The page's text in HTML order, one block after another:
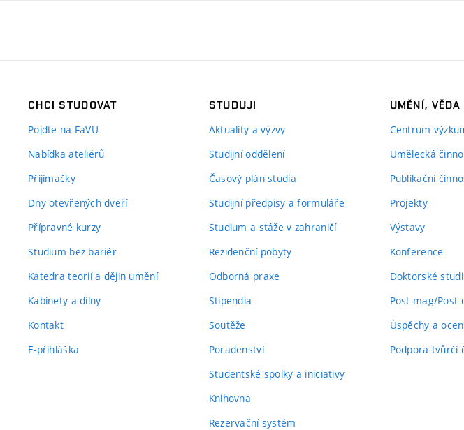
CHCI STUDOVAT
Pojďte na FaVU
Nabídka ateliérů
Přijímačky
Dny otevřených dveří
Přípravné kurzy
Studium bez bariér
Katedra teorií a dějin umění
Kabinety a dílny
Kontakt
E-přihláška
STUDUJI
Aktuality a výzvy
Studijní oddělení
Časový plán studia
Studijní předpisy a formuláře
Studium a stáže v zahraničí
Rezidenční pobyty
Odborná praxe
Stipendia
Soutěže
Poradenství
Studentské spolky a iniciativy
Knihovna
Rezervační systém
UMĚNÍ,
Centrum
Umělecká
Publikační
Projekty
Výstavy
Konference
Doktorské
Post-mag/Post-
Úspěchy a
Podpora tvůrčí